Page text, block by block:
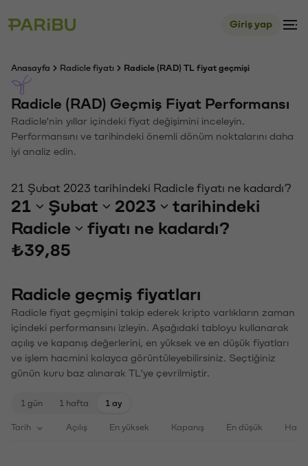
Giriş yap
Anasayfa Radicle fiyatı Radicle (RAD) TL fiyat geçmişi
Radicle (RAD) Geçmiş Fiyat Performansı
Radicle'nin yıllar içindeki fiyat değişimini inceleyin.
Performansını ve tarihindeki önemli dönüm noktalarını daha
iyi analiz edin.
21 Şubat 2023 tarihindeki Radicle fiyatı ne kadardı?
21 Şubat 2023
tarihindeki
Radicle
fiyatı ne kadardı?
₺39,85
Radicle geçmiş fiyatları
Radicle fiyat geçmişini takip ederek kripto varlıkların zaman
içindeki performansını izleyin. Aşağıdaki tabloyu kullanarak
açılış ve kapanış değerlerini, en yüksek ve en düşük fiyatları
ve işlem hacmini kolayca görüntüleyebilirsiniz. Seçtiğiniz
günün kuru baz alınarak TL'ye çevrilmiştir.
1 gün 1 hafta 1 ay
Tarih Açılış En yüksek Kapanış En düşük